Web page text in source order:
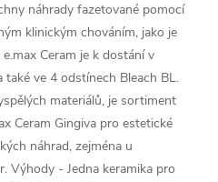
náhrady fazetované pomocí
klinickým chováním, jako je
Ceram je k dostání v
ve 4 odstínech Bleach BL.
materiálů, je sortiment
Ceram Gingiva pro estetické
náhrad, zejména u
Výhody - Jedna keramika pro